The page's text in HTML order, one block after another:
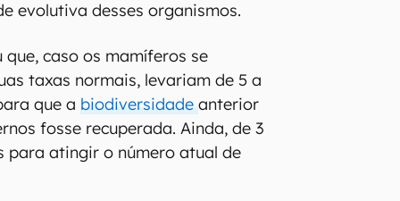
evolutiva desses organismos.
caso os mamíferos se
taxas normais, levariam de 5 a
que a biodiversidadeanterior
fosse recuperada. Ainda, de 3
para atingir o número atual de